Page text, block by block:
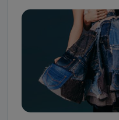
ograniczenia ich
sprzeciwu wobec ich
Do kiedy
przechowywane?
Do czasu wycofania zgody
przetwarzane na
administratora – do
Jakie dane